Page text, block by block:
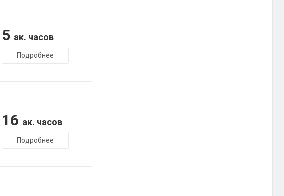
5 ак. часов
Подробнее
16 ак. часов
Подробнее